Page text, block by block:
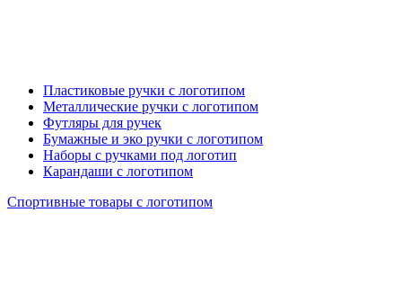
Пластиковые ручки с логотипом
Металлические ручки с логотипом
Футляры для ручек
Бумажные и эко ручки с логотипом
Наборы с ручками под логотип
Карандаши с логотипом
Спортивные товары с логотипом